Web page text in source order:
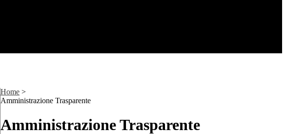
Home >
Amministrazione Trasparente
Amministrazione Trasparente